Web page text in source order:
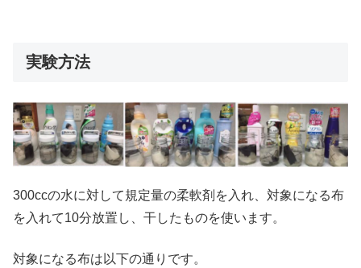
実験方法
300ccの水に対して規定量の柔軟剤を入れ、対象になる布
を入れて10分放置し、干したものを使います。
対象になる布は以下の通りです。